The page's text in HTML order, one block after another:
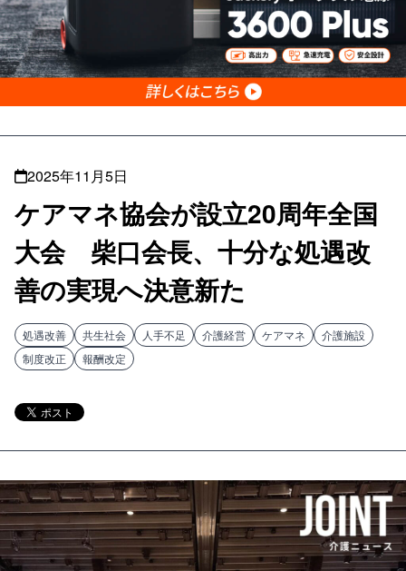
2025年11月5日
ケアマネ協会が設立20周年全国
大会 柴口会長、十分な処遇改
善の実現へ決意新た
処遇改善 共生社会 人手不足 介護経営 ケアマネ
介護施設
制度改正
報酬改定